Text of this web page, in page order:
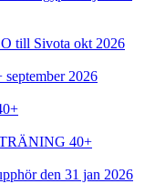
till Sivota okt 2026
2026
40+
den 31 jan 2026